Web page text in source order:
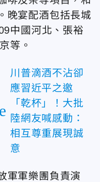
晚宴配酒包括長城
中國河北、張裕
等。
川普滴酒不沾卻
應習近平之邀
「乾杯」！大批
陸網友喊感動：
相互尊重展現誠
意
軍軍樂團負責演